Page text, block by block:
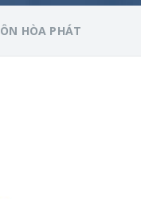
HÒA PHÁT